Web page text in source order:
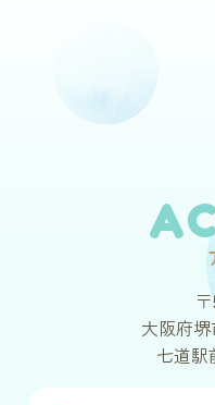
大阪府堺
七道駅